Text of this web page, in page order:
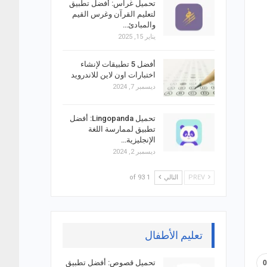
0
تحميل غراس: أفضل تطبيق
لتعليم القرآن وغرس القيم
والمبادئ…
يناير 15, 2025
أفضل 5 تطبيقات لإنشاء
اختبارات اون لاين للاندرويد
ديسمبر 7, 2024
تحميل Lingopanda: أفضل
تطبيق لممارسة اللغة
الإنجليزية…
ديسمبر 2, 2024
التالي 1 of 93
تعليم الأطفال
تحميل قصوص: أفضل تطبيق